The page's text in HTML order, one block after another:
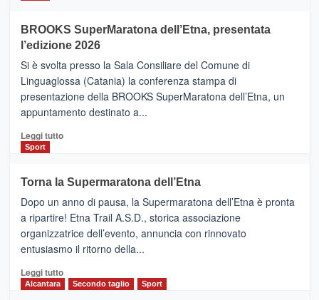
con
la
Al
via
i
collegamenti
BROOKS SuperMaratona dell’Etna, presentata
l’edizione 2026
Si è svolta presso la Sala Consiliare del Comune di
Linguaglossa (Catania) la conferenza stampa di
presentazione della BROOKS SuperMaratona dell’Etna, un
appuntamento destinato a...
Leggi tuttoLeggi
BROOKS
SuperMaratona
dell’Etna,
presentata
l’edizione
2026
Sport
Torna la Supermaratona dell’Etna
Dopo un anno di pausa, la Supermaratona dell’Etna è pronta
a ripartire! Etna Trail A.S.D., storica associazione
organizzatrice dell’evento, annuncia con rinnovato
entusiasmo il ritorno della...
Leggi tuttoLeggi
Alcantara Secondo taglio Sport